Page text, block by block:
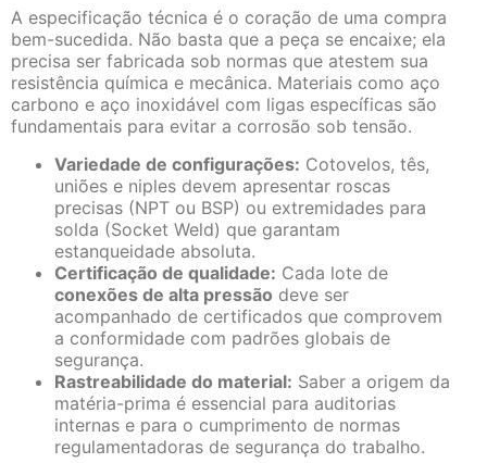
A especificação técnica é o coração de uma compra
bem-sucedida. Não basta que a peça se encaixe; ela
precisa ser fabricada sob normas que atestem sua
resistência química e mecânica. Materiais como aço
carbono e aço inoxidável com ligas específicas são
fundamentais para evitar a corrosão sob tensão.
Variedade de configurações: Cotovelos, tês,
uniões e niples devem apresentar roscas
precisas (NPT ou BSP) ou extremidades para
solda (Socket Weld) que garantam
estanqueidade absoluta.
Certificação de qualidade: Cada lote de
conexões de alta pressão deve ser
acompanhado de certificados que comprovem
a conformidade com padrões globais de
segurança.
Rastreabilidade do material: Saber a origem da
matéria-prima é essencial para auditorias
internas e para o cumprimento de normas
regulamentadoras de segurança do trabalho.